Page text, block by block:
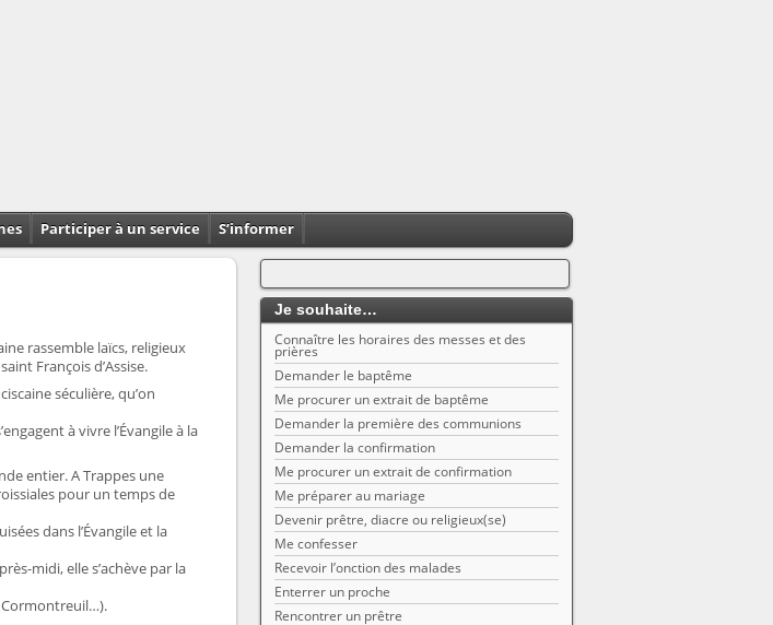
Participer à un service S’informer
rassemble laïcs, religieux
François d’Assise.
séculière, qu’on
à vivre l’Évangile à la
entier. A Trappes une
pour un temps de
dans l’Évangile et la
midi, elle s’achève par la
Cormontreuil…).
Je souhaite…
Connaître les horaires des messes et des
prières
Demander le baptême
Me procurer un extrait de baptême
Demander la première des communions
Demander la confirmation
Me procurer un extrait de confirmation
Me préparer au mariage
Devenir prêtre, diacre ou religieux(se)
Me confesser
Recevoir l’onction des malades
Enterrer un proche
Rencontrer un prêtre